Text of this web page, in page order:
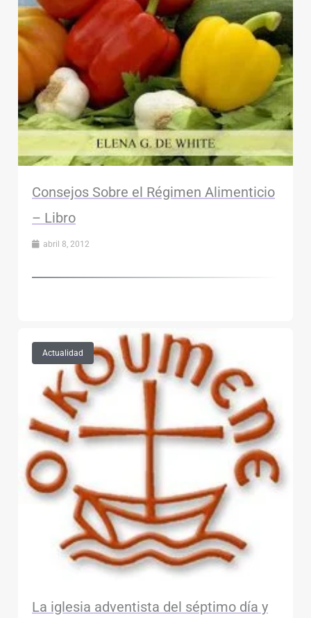
Consejos Sobre el Régimen Alimenticio
– Libro
abril 8, 2012
Actualidad
La iglesia adventista del séptimo día y